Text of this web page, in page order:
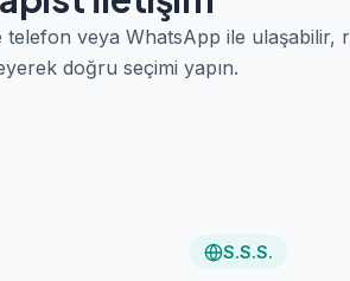
veya WhatsApp ile ulaşabilir,
doğru seçimi yapın.
S.S.S.